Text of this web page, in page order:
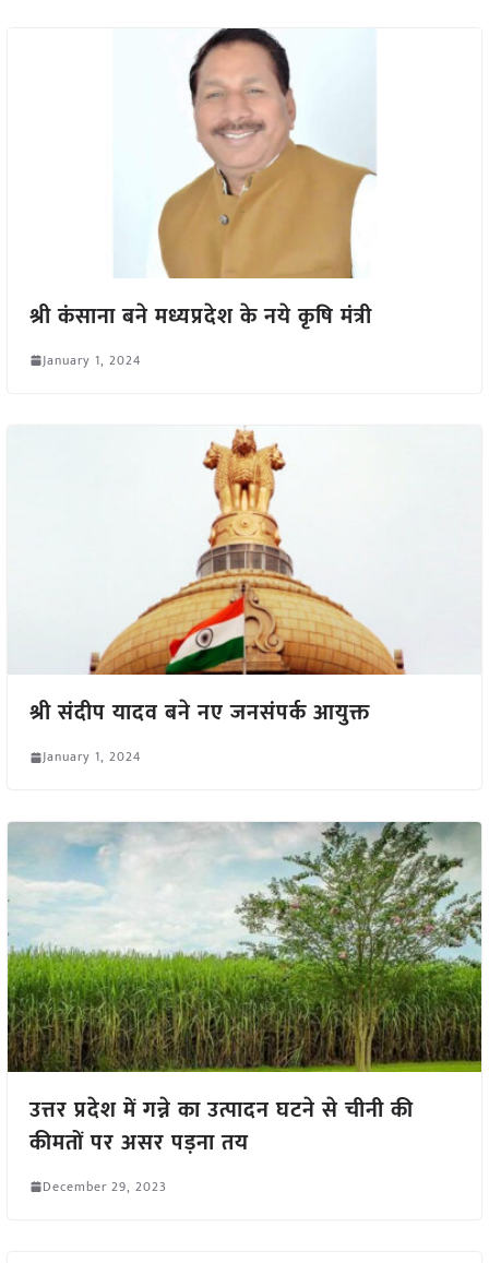
श्री कंसाना बने मध्यप्रदेश के नये कृषि मंत्री
January 1, 2024
श्री संदीप यादव बने नए जनसंपर्क आयुक्त
January 1, 2024
उत्तर प्रदेश में गन्ने का उत्पादन घटने से चीनी की
कीमतों पर असर पड़ना तय
December 29, 2023